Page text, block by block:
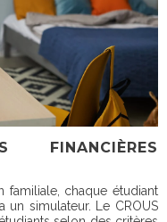
familiale, chaque étudiant
simulateur. Le CROUS